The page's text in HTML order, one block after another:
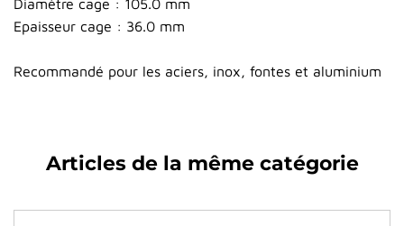
Diamètre cage : 105.0 mm
Epaisseur cage : 36.0 mm
Recommandé pour les aciers, inox, fontes et aluminium
Articles de la même catégorie